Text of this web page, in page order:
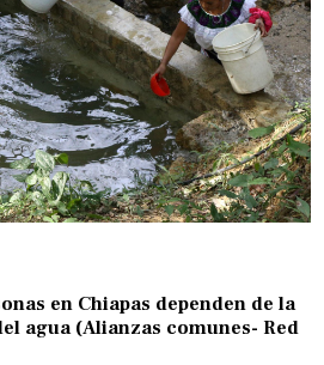
en Chiapas dependen de la
agua (Alianzas comunes- Red